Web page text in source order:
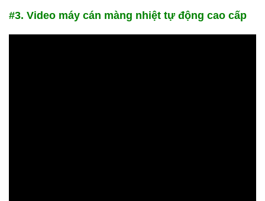
#3. Video máy cán màng nhiệt tự động cao cấp